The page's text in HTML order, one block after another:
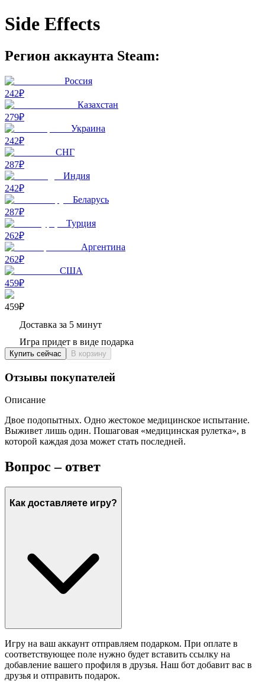
Side Effects
Регион аккаунта Steam:
Россия
242₽
Казахстан
279₽
Украина
242₽
СНГ
287₽
Индия
242₽
Беларусь
287₽
Турция
262₽
Аргентина
262₽
США
459₽
459₽
Доставка за 5 минут
Игра придет в виде подарка
Купить сейчас В корзину
Отзывы покупателей
Описание
Двое подопытных. Одно жестокое медицинское испытание.
Выживет лишь один. Пошаговая «медицинская рулетка», в
которой каждая доза может стать последней.
Вопрос – ответ
Как доставляете игру?
Игру на ваш аккаунт отправляем подарком. При оплате в
соответствующее поле нужно будет вставить ссылку на
добавление вашего профиля в друзья. Наш бот добавит вас в
друзья и отправить подарок.